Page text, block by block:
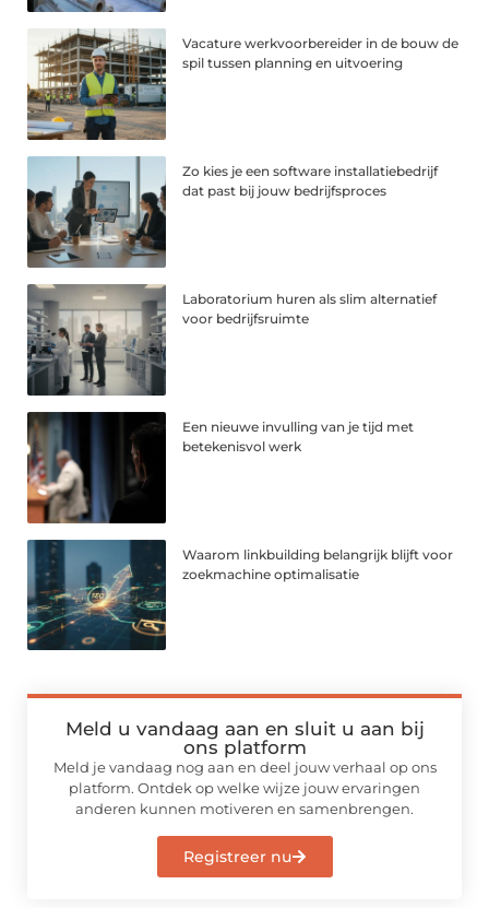
Vacature werkvoorbereider in de bouw de
spil tussen planning en uitvoering
Zo kies je een software installatiebedrijf
dat past bij jouw bedrijfsproces
Laboratorium huren als slim alternatief
voor bedrijfsruimte
Een nieuwe invulling van je tijd met
betekenisvol werk
Waarom linkbuilding belangrijk blijft voor
zoekmachine optimalisatie
Meld u vandaag aan en sluit u aan bij
ons platform
Meld je vandaag nog aan en deel jouw verhaal op ons
platform. Ontdek op welke wijze jouw ervaringen
anderen kunnen motiveren en samenbrengen.
Registreer nu